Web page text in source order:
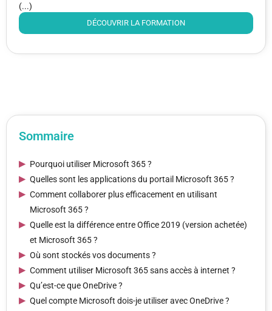
(...)
DÉCOUVRIR LA FORMATION
Sommaire
Pourquoi utiliser Microsoft 365 ?
Quelles sont les applications du portail Microsoft 365 ?
Comment collaborer plus efficacement en utilisant
Microsoft 365 ?
Quelle est la différence entre Office 2019 (version achetée)
et Microsoft 365 ?
Où sont stockés vos documents ?
Comment utiliser Microsoft 365 sans accès à internet ?
Qu’est-ce que OneDrive ?
Quel compte Microsoft dois-je utiliser avec OneDrive ?